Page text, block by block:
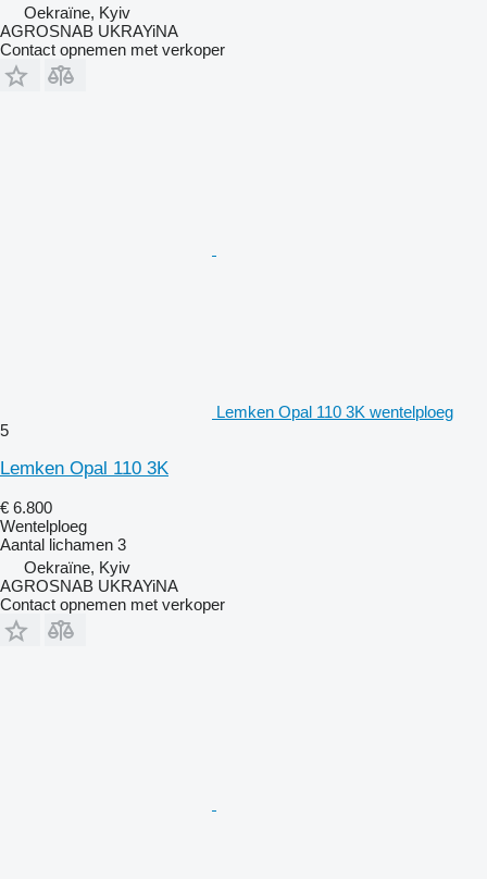
Oekraïne, Kyiv
AGROSNAB UKRAYiNA
Contact opnemen met verkoper
Lemken Opal 110 3K wentelploeg
5
Lemken Opal 110 3K
€ 6.800
Wentelploeg
Aantal lichamen 3
Oekraïne, Kyiv
AGROSNAB UKRAYiNA
Contact opnemen met verkoper